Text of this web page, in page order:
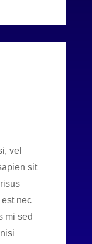
vel
sit
nec
mi sed